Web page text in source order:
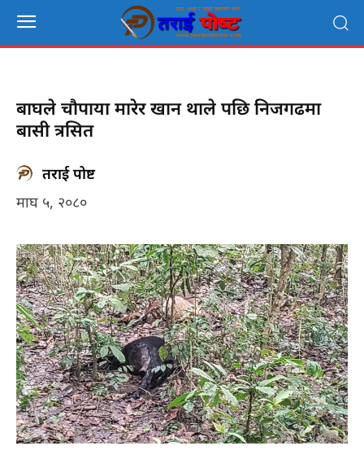
बाघले चौपाया मारेर खान थाले पछि निजगढमा
बासी त्रसित
तराई पोष्ट
माघ ५, २०८०